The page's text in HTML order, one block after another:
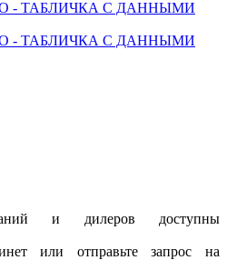
и дилеров доступны
или отправьте запрос на